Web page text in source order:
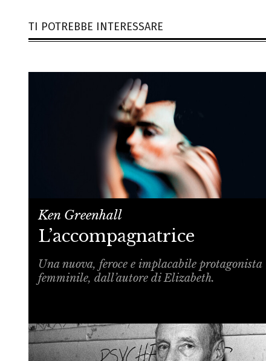
TI POTREBBE INTERESSARE
Ken Greenhall
L’accompagnatrice
Una nuova, feroce e implacabile protagonista
femminile, dall’autore di Elizabeth.